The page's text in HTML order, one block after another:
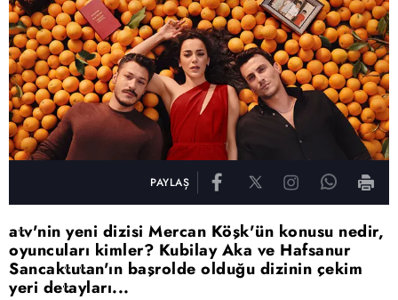
PAYLAŞ
atv'nin yeni dizisi Mercan Köşk'ün konusu nedir,
oyuncuları kimler? Kubilay Aka ve Hafsanur
Sancaktutan'ın başrolde olduğu dizinin çekim
yeri detayları...